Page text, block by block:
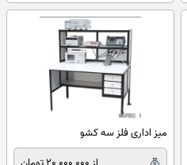
میز اداری فلز سه کشو